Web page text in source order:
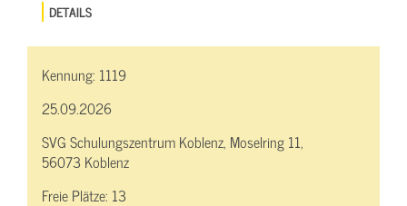
DETAILS
Kennung: 1119
25.09.2026
SVG Schulungszentrum Koblenz, Moselring 11,
56073 Koblenz
Freie Plätze: 13